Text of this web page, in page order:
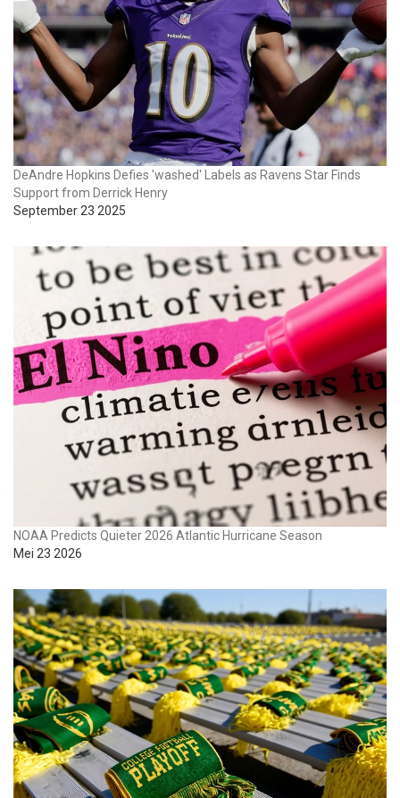
DeAndre Hopkins Defies 'washed' Labels as Ravens Star Finds
Support from Derrick Henry
September 23 2025
NOAA Predicts Quieter 2026 Atlantic Hurricane Season
Mei 23 2026